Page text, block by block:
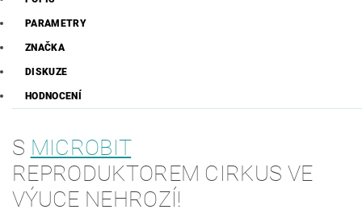
PARAMETRY
ZNAČKA
DISKUZE
HODNOCENÍ
S MICROBIT
REPRODUKTOREM CIRKUS VE
VÝUCE NEHROZÍ!